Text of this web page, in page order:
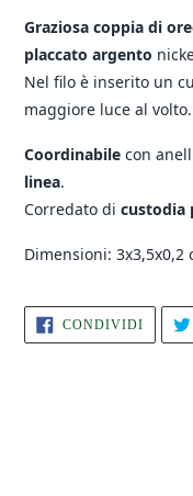
del
prodotto
nel
carrello
Graziosa coppia di
placcato argento
Nel filo è inserito un
maggiore luce al volto.
Coordinabile con
linea.
Corredato di custodia
Dimensioni: 3x3,5x0,2
CONDIVIDI
SU